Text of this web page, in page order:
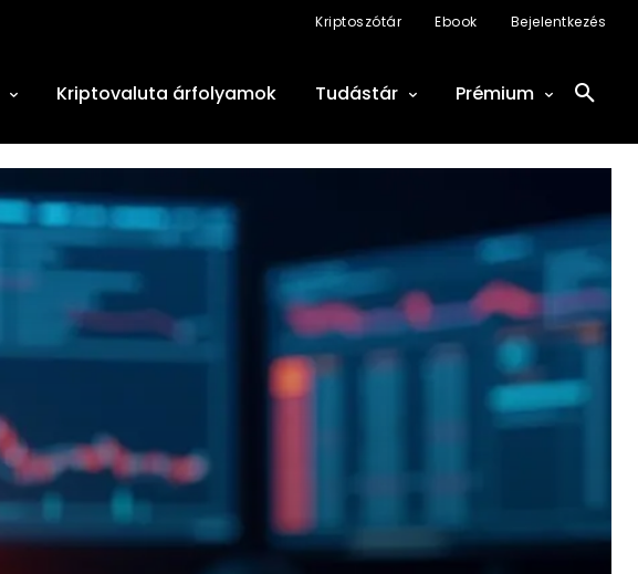
Kriptoszótár Ebook Bejelentkezés
Kriptovaluta árfolyamok Tudástár Prémium